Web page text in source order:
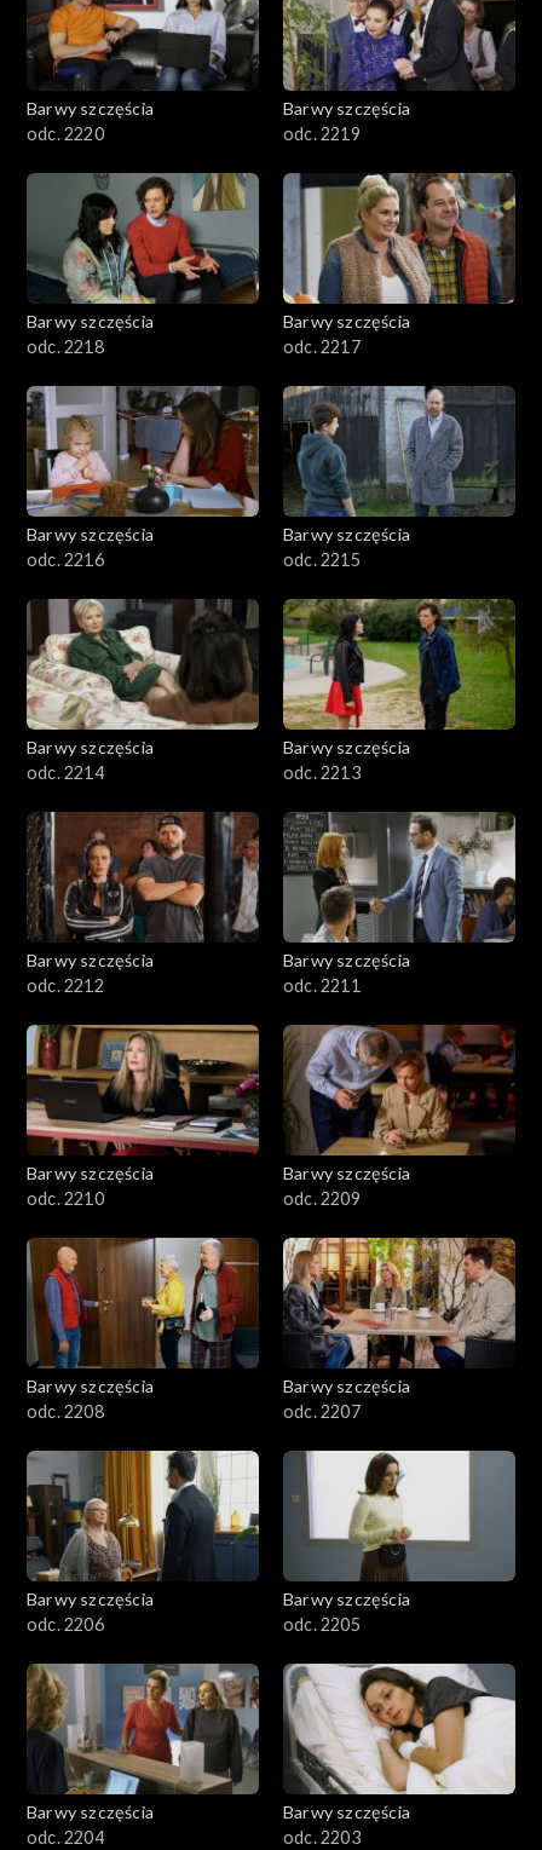
Barwy szczęścia
odc. 2220
Barwy szczęścia
odc. 2219
Barwy szczęścia
odc. 2218
Barwy szczęścia
odc. 2217
Barwy szczęścia
odc. 2216
Barwy szczęścia
odc. 2215
Barwy szczęścia
odc. 2214
Barwy szczęścia
odc. 2213
Barwy szczęścia
odc. 2212
Barwy szczęścia
odc. 2211
Barwy szczęścia
odc. 2210
Barwy szczęścia
odc. 2209
Barwy szczęścia
odc. 2208
Barwy szczęścia
odc. 2207
Barwy szczęścia
odc. 2206
Barwy szczęścia
odc. 2205
Barwy szczęścia
odc. 2204
Barwy szczęścia
odc. 2203